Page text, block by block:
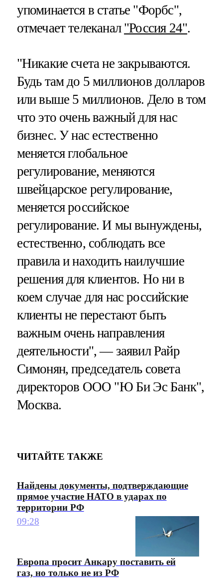
упоминается в статье "Форбс",
отмечает телеканал "Россия 24".
"Никакие счета не закрываются.
Будь там до 5 миллионов долларов
или выше 5 миллионов. Дело в том
что это очень важный для нас
бизнес. У нас естественно
меняется глобальное
регулирование, меняются
швейцарское регулирование,
меняется российское
регулирование. И мы вынуждены,
естественно, соблюдать все
правила и находить наилучшие
решения для клиентов. Но ни в
коем случае для нас российские
клиенты не перестают быть
важным очень направления
деятельности", — заявил Райр
Симонян, председатель совета
директоров ООО "Ю Би Эс Банк",
Москва.
ЧИТАЙТЕ ТАКЖЕ
Найдены документы, подтверждающие
прямое участие НАТО в ударах по
территории РФ
09:28
Европа просит Анкару поставить ей
газ, но только не из РФ